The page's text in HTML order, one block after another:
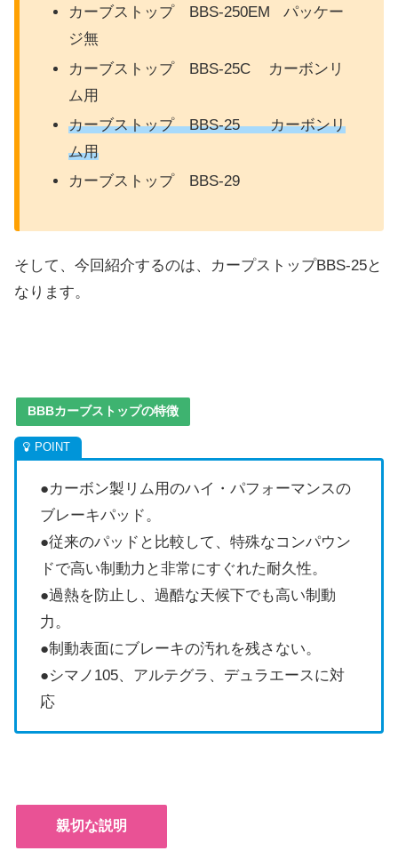
カーブストップ BBS-250EM パッケー
ジ無
カーブストップ BBS-25C カーボンリ
ム用
カーブストップ BBS-25 カーボンリ
ム用
カーブストップ BBS-29
そして、今回紹介するのは、カープストップBBS-25と
なります。
BBBカーブストップの特徴
●カーボン製リム用のハイ・パフォーマンスの
ブレーキパッド。
●従来のパッドと比較して、特殊なコンパウン
ドで高い制動力と非常にすぐれた耐久性。
●過熱を防止し、過酷な天候下でも高い制動
力。
●制動表面にブレーキの汚れを残さない。
●シマノ105、アルテグラ、デュラエースに対
応
親切な説明